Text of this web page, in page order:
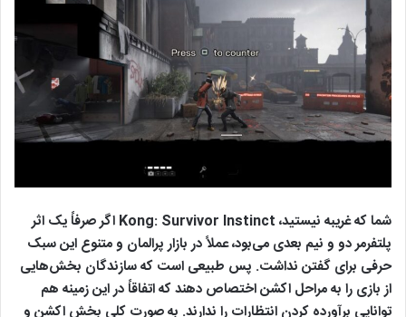
شما که غریبه نیستید، Kong: Survivor Instinct اگر صرفاً یک اثر
پلتفرمر دو و نیم بعدی می‌بود، عملاً در بازار پرالمان و متنوع این سبک
حرفی برای گفتن نداشت. پس طبیعی است که سازندگان بخش‌هایی
از بازی‌ را به مراحل اکشن اختصاص دهند که اتفاقاً در این زمینه هم
توانایی برآورده کردن انتظارات را ندارند. به صورت کلی بخش اکشن و